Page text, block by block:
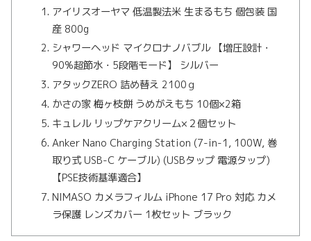
アイリスオーヤマ 低温製法米 生まるもち 個包装 国
産 800g
シャワーヘッド マイクロナノバブル 【増圧設計・
90%超節水・5段階モード】 シルバー
アタックZERO 詰め替え 2100ｇ
かさの家 梅ヶ枝餅 うめがえもち 10個×2箱
キュレル リップケアクリーム×２個セット
Anker Nano Charging Station (7-in-1, 100W, 巻
取り式 USB-C ケーブル) (USBタップ 電源タップ)
【PSE技術基準適合】
NIMASO カメラフィルム iPhone 17 Pro 対応 カメ
ラ保護 レンズカバー 1枚セット ブラック